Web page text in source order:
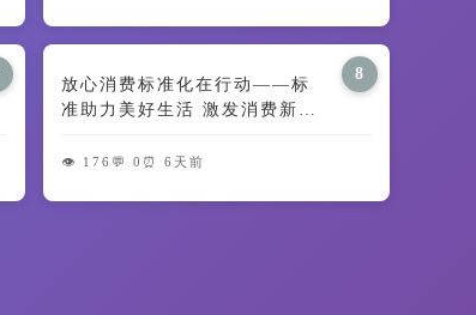
8
放心消费标准化在行动——标
准助力美好生活 激发消费新动
👁️ 176 💬 0 ⏰ 6天前